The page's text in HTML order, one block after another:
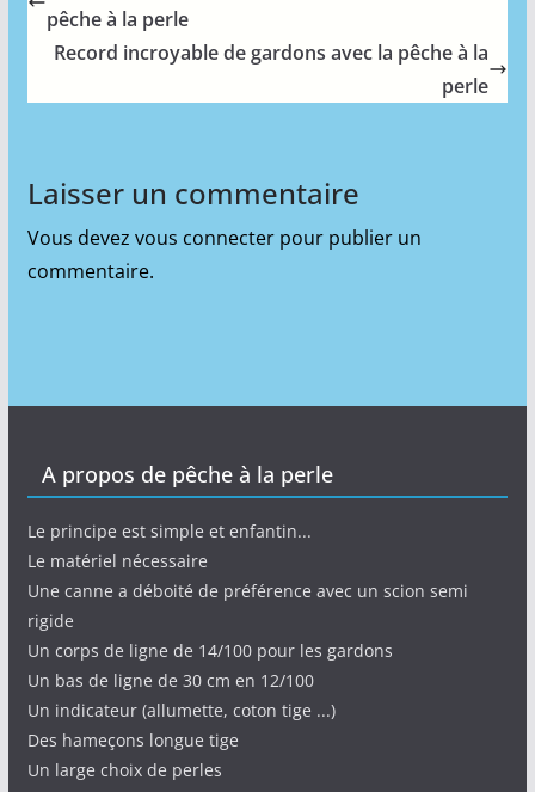
pêche à la perle
Record incroyable de gardons avec la pêche à la
perle
Laisser un commentaire
Vous devez vous connecterpour publier un
commentaire.
A propos de pêche à la perle
Le principe est simple et enfantin...
Le matériel nécessaire
Une canne a déboité de préférence avec un scion semi
rigide
Un corps de ligne de 14/100 pour les gardons
Un bas de ligne de 30 cm en 12/100
Un indicateur (allumette, coton tige ...)
Des hameçons longue tige
Un large choix de perles